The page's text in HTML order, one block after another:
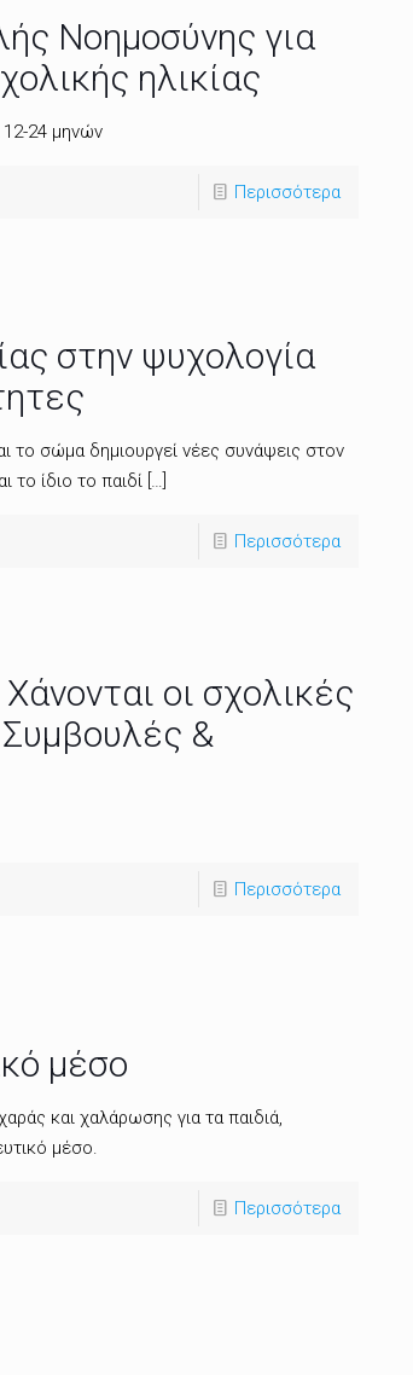
Νοημοσύνης για
ηλικίας
12-24 μηνών
Περισσότερα
στην ψυχολογία
το σώμα δημιουργεί νέες συνάψεις στον
το ίδιο το παιδί[…]
Περισσότερα
οι σχολικές
Συμβουλές &
Περισσότερα
μέσο
και χαλάρωσης για τα παιδιά,
μέσο.
Περισσότερα